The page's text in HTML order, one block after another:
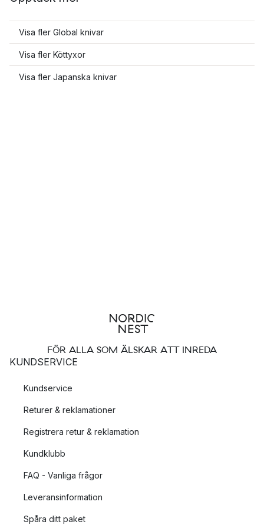
Visa fler Global knivar
Visa fler Köttyxor
Visa fler Japanska knivar
FÖR ALLA SOM ÄLSKAR ATT INREDA
KUNDSERVICE
Kundservice
Returer & reklamationer
Registrera retur & reklamation
Kundklubb
FAQ - Vanliga frågor
Leveransinformation
Spåra ditt paket